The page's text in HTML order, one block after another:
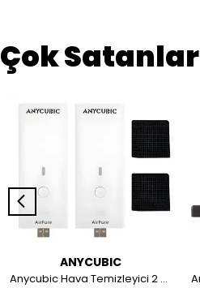
Çok Satanlar
ANYCUBIC
Anycubic Hava Temizleyici 2 Adet - Mono 4 Ultra / M7 / M7 Pro